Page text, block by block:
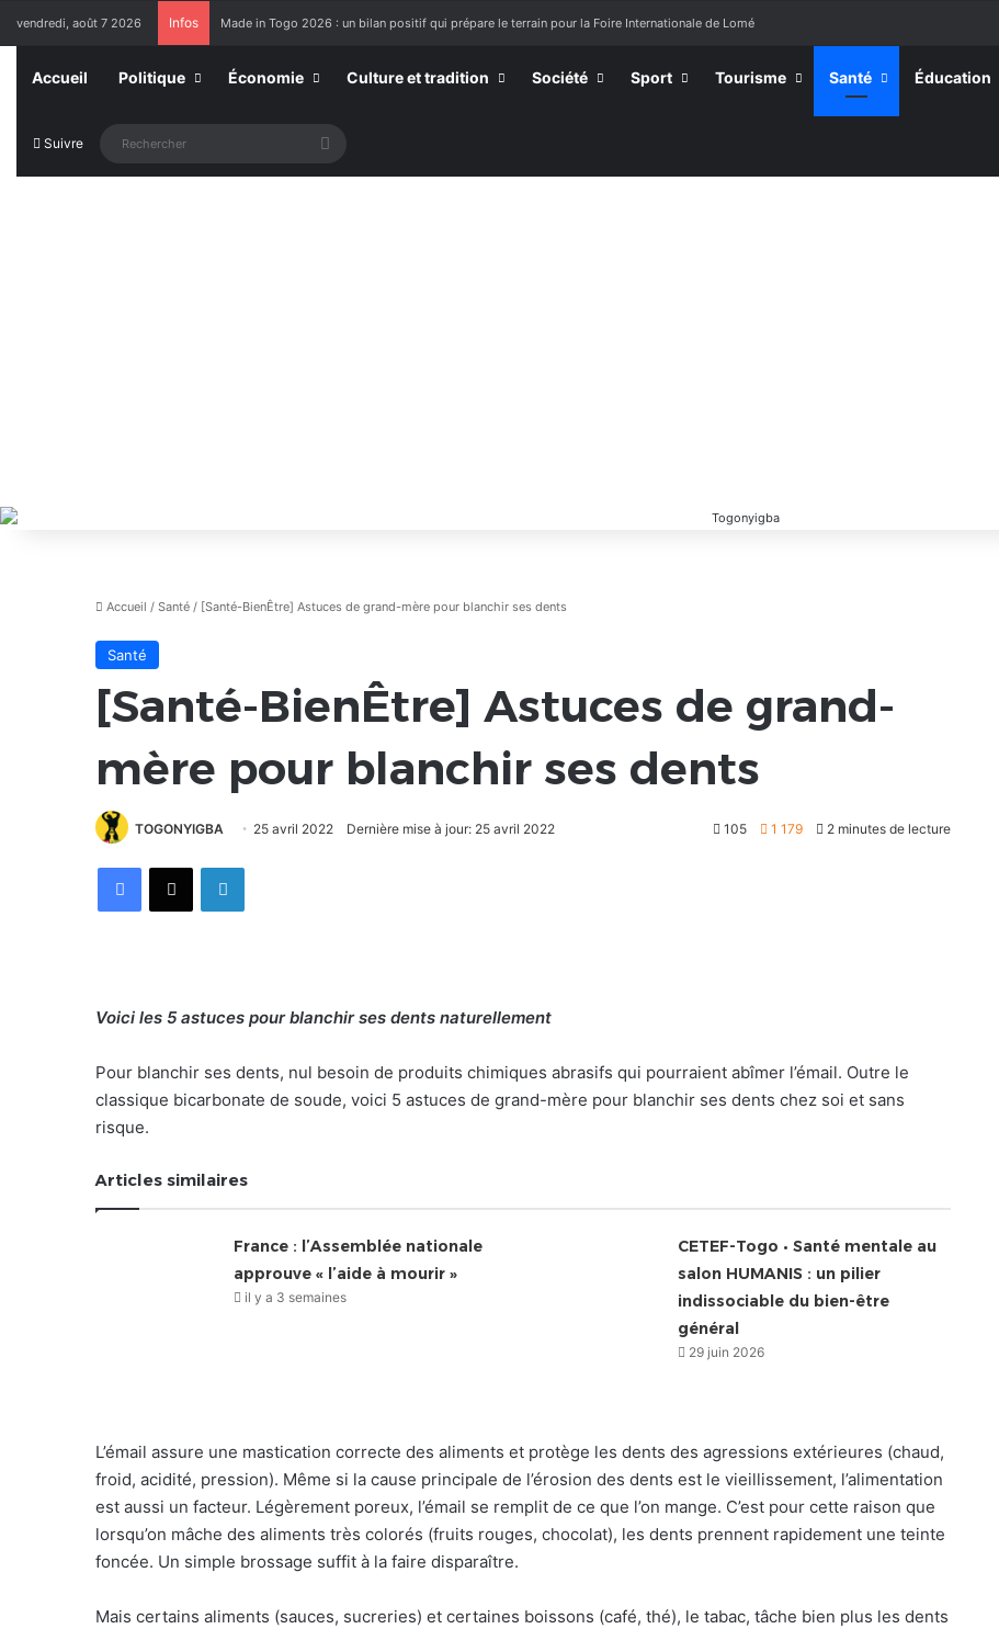
vendredi, août 7 2026 Infos Made in Togo 2026 : un bilan positif qui prépare le terrain pour la Foire Internationale de Lomé
Accueil Politique Économie Culture et tradition Société Sport Tourisme Santé Éducation
Suivre Rechercher
Accueil / Santé / [Santé-BienÊtre] Astuces de grand-mère pour blanchir ses dents
Santé
[Santé-BienÊtre] Astuces de grand-
mère pour blanchir ses dents
TOGONYIGBA 25 avril 2022 Dernière mise à jour: 25 avril 2022 105 1 179 2 minutes de lecture
FacebookX Linkedin
Voici les 5 astuces pour blanchir ses dents naturellement
Pour blanchir ses dents, nul besoin de produits chimiques abrasifs qui pourraient abîmer l’émail. Outre le
classique bicarbonate de soude, voici 5 astuces de grand-mère pour blanchir ses dents chez soi et sans
risque.
Articles similaires
France : l’Assemblée nationale
approuve « l’aide à mourir »
il y a 3 semaines
CETEF-Togo • Santé mentale au
salon HUMANIS : un pilier
indissociable du bien-être
général
29 juin 2026
L’émail assure une mastication correcte des aliments et protège les dents des agressions extérieures (chaud,
froid, acidité, pression). Même si la cause principale de l’érosion des dents est le vieillissement, l’alimentation
est aussi un facteur. Légèrement poreux, l’émail se remplit de ce que l’on mange. C’est pour cette raison que
lorsqu’on mâche des aliments très colorés (fruits rouges, chocolat), les dents prennent rapidement une teinte
foncée. Un simple brossage suffit à la faire disparaître.
Mais certains aliments (sauces, sucreries) et certaines boissons (café, thé), le tabac, tâche bien plus les dents